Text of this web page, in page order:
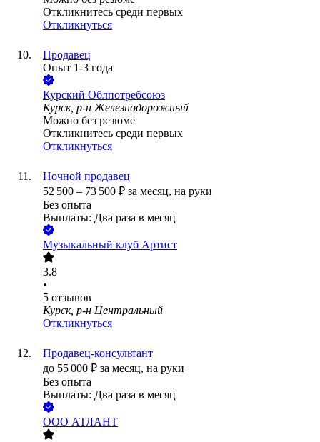
Откликнитесь среди первых
Откликнуться
Продавец
Опыт 1-3 года
Курский Облпотребсоюз
Курск, р-н Железнодорожный
Можно без резюме
Откликнитесь среди первых
Откликнуться
Ночной продавец
52 500 – 73 500 ₽ за месяц, на руки
Без опыта
Выплаты: Два раза в месяц
Музыкальный клуб Артист
3.8
•
5 отзывов
Курск, р-н Центральный
Откликнуться
Продавец-консультант
до 55 000 ₽ за месяц, на руки
Без опыта
Выплаты: Два раза в месяц
ООО АТЛАНТ